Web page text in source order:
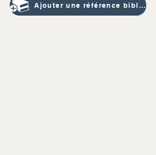
Ajouter une référence